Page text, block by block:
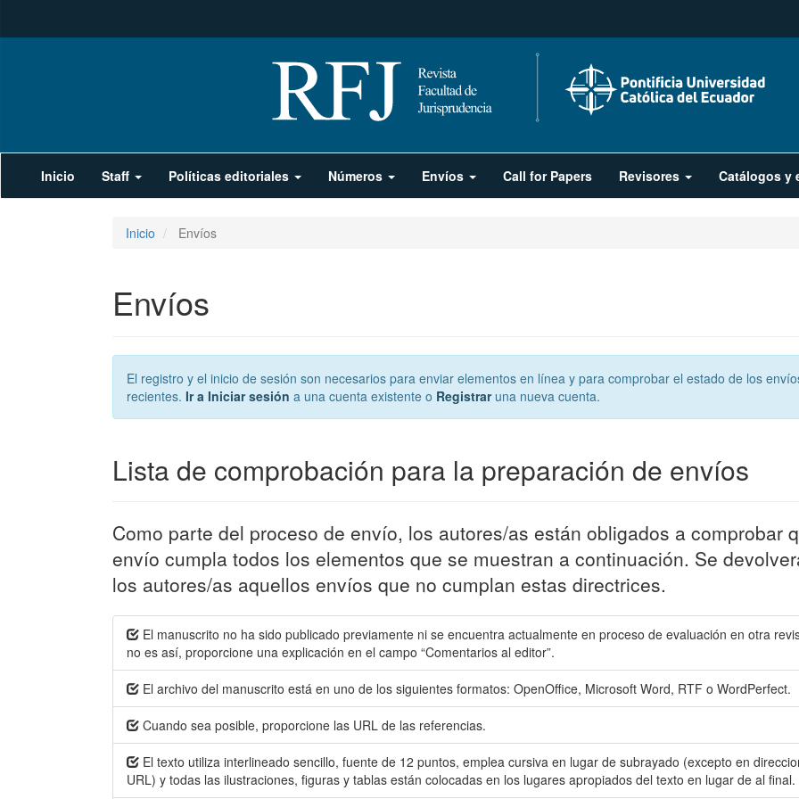
principal
Contenido
Inicio Staff Políticas editoriales Números Envíos Call for Papers Revisores Catálogos y
Inicio Envíos
Envíos
El registro y el inicio de sesión son necesarios para enviar elementos en línea y para comprobar el estado de los
recientes. Ir a Iniciar sesión a una cuenta existente o Registraruna nueva cuenta.
Lista de comprobación para la preparación de envíos
Como parte del proceso de envío, los autores/as están obligados a comprobar
envío cumpla todos los elementos que se muestran a continuación. Se
los autores/as aquellos envíos que no cumplan estas directrices.
El manuscrito no ha sido publicado previamente ni se encuentra actualmente en proceso de evaluación en otra
no es así, proporcione una explicación en el campo “Comentarios al editor”.
El archivo del manuscrito está en uno de los siguientes formatos: OpenOffice, Microsoft Word, RTF o WordPerfect.
Cuando sea posible, proporcione las URL de las referencias.
El texto utiliza interlineado sencillo, fuente de 12 puntos, emplea cursiva en lugar de subrayado (excepto en
URL) y todas las ilustraciones, figuras y tablas están colocadas en los lugares apropiados del texto en lugar de al final.